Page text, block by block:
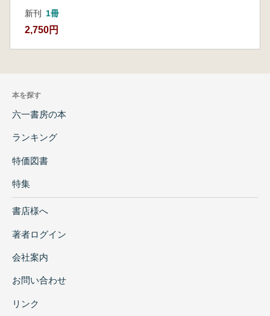
新刊 1冊
2,750円
本を探す
六一書房の本
ランキング
特価図書
特集
書店様へ
著者ログイン
会社案内
お問い合わせ
リンク